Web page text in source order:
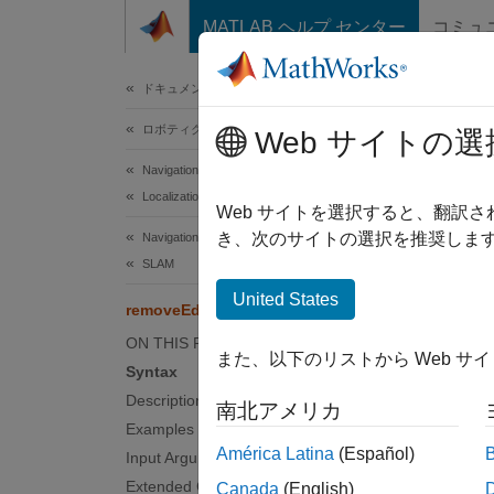
コンテンツへスキップ
MATLAB ヘルプ センター コミュ
ドキュメンテーションのホーム
ロボティクスおよび自律システム
Navigation Toolbox
Localization Algorithms
Navigation Toolbox
SLAM
removeEdges
ON THIS PAGE
Syntax
Description
Examples
Input Arguments
Extended Capabilities
Web サイトの選
Web サイトを選択すると、翻訳
き、次のサイトの選択を推奨しま
United States
また、以下のリストから Web サ
南北アメリカ
América Latina (Español)
Canada (English)